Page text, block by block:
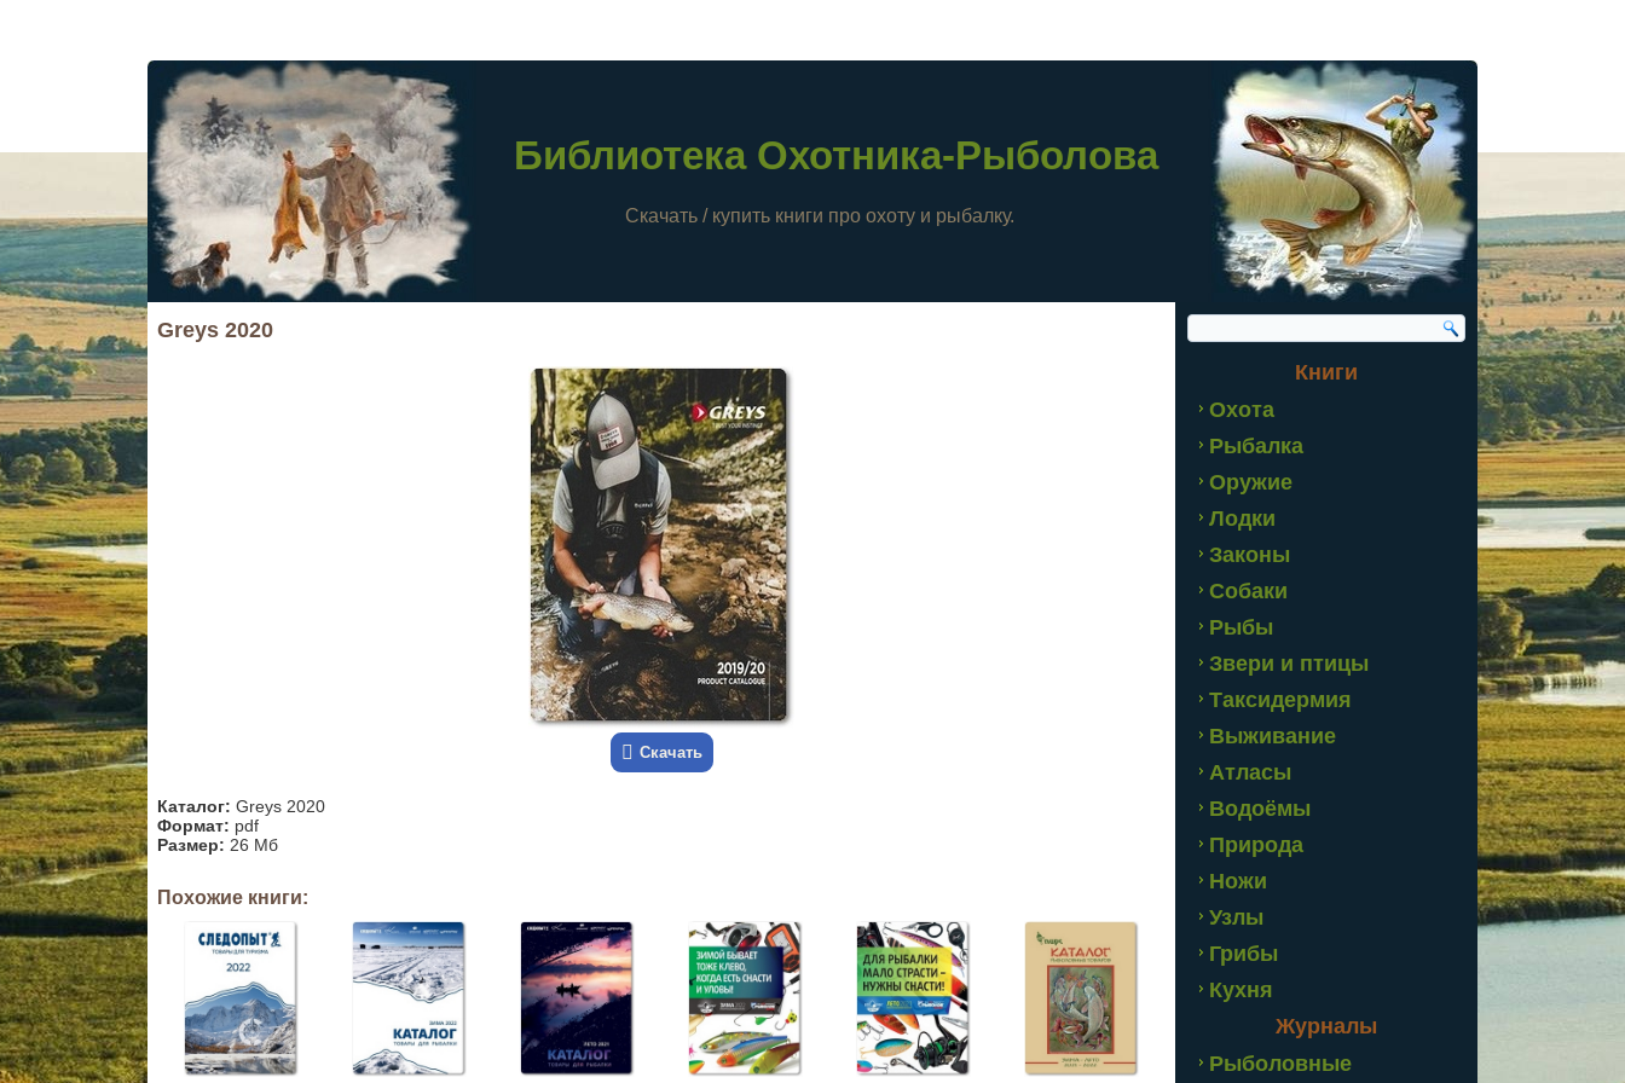
Библиотека Охотника-Рыболова
Скачать / купить книги про охоту и рыбалку.
Greys 2020
Скачать
Каталог: Greys 2020
Формат: pdf
Размер: 26 Мб
Похожие книги:
Книги
Охота
Рыбалка
Оружие
Лодки
Законы
Собаки
Рыбы
Звери и птицы
Таксидермия
Выживание
Атласы
Водоёмы
Природа
Ножи
Узлы
Грибы
Кухня
Журналы
Рыболовные